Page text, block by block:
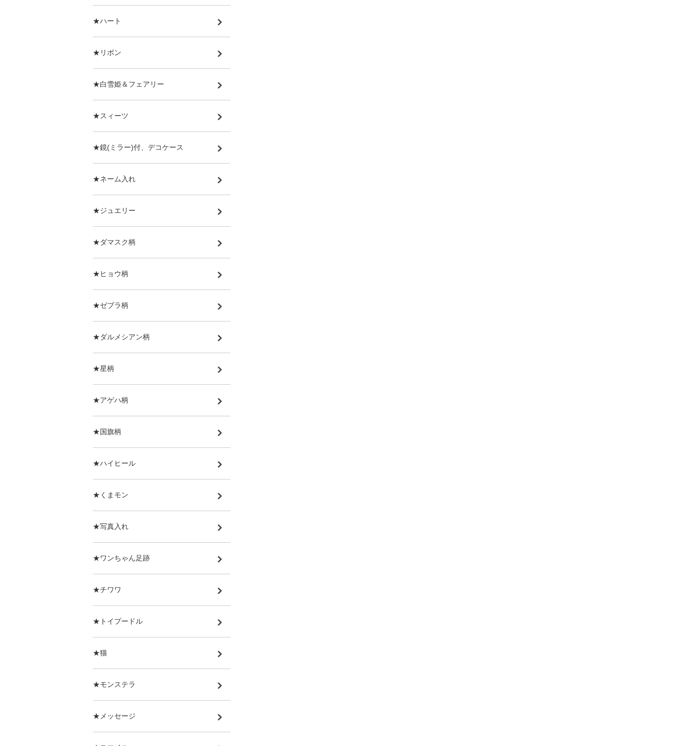
★ハート
★リボン
★白雪姫＆フェアリー
★スィーツ
★鏡(ミラー)付、デコケース
★ネーム入れ
★ジュエリー
★ダマスク柄
★ヒョウ柄
★ゼブラ柄
★ダルメシアン柄
★星柄
★アゲハ柄
★国旗柄
★ハイヒール
★くまモン
★写真入れ
★ワンちゃん足跡
★チワワ
★トイプードル
★猫
★モンステラ
★メッセージ